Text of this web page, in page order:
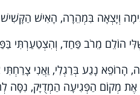
וְיָצְאָה בִּמְהֵרָה, הָאִישׁ הַקָּשִׁישׁ
הוֹלֵם מֵרֹב פַּחַד, וְהִצְטַעַרְתִּי
הָרוֹפֵא נָגַע בְּרַגְלִי, וַאֲנִי
אֶת מְקוֹם הַפְּגִיעָה הַמְדֻיָּק, נִסָּה